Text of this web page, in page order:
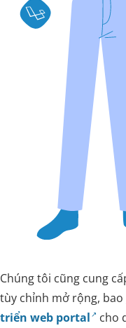
Chúng tôi cũng cung
tùy chỉnh mở rộng, bao
triển web portal
cho